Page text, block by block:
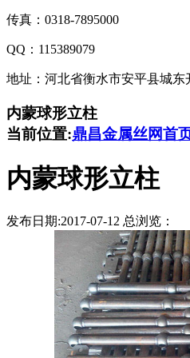
传真：0318-7895000
QQ：115389079
地址：河北省衡水市安平县城东
内蒙球形立柱
当前位置:鼎昌金属丝网首
内蒙球形立柱
发布日期:2017-07-12 总浏览：